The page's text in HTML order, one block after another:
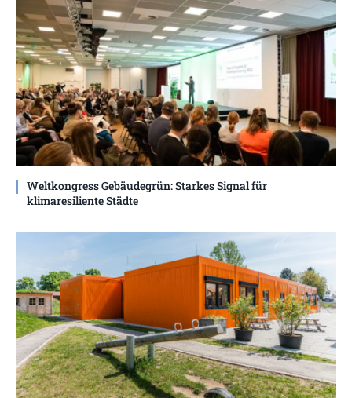
Weltkongress Gebäudegrün: Starkes Signal für
klimaresiliente Städte